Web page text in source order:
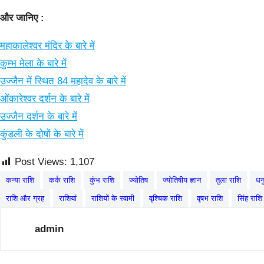
और जानिए :
महाकालेश्वर मंदिर के बारे में
कुम्भ मेला के बारे में
उज्जैन में स्थित 84 महादेव के बारे में
ओंकारेश्वर दर्शन के बारे में
उज्जैन दर्शन के बारे में
कुंडली के दोषों के बारे में
Post Views: 1,107
कन्या राशि कर्क राशि कुंभ राशि ज्योतिष ज्योतिषीय ज्ञान तुला राशि
राशि और ग्रह राशियां राशियों के स्वामी वृश्चिक राशि वृषभ राशि सिंह राशि
admin